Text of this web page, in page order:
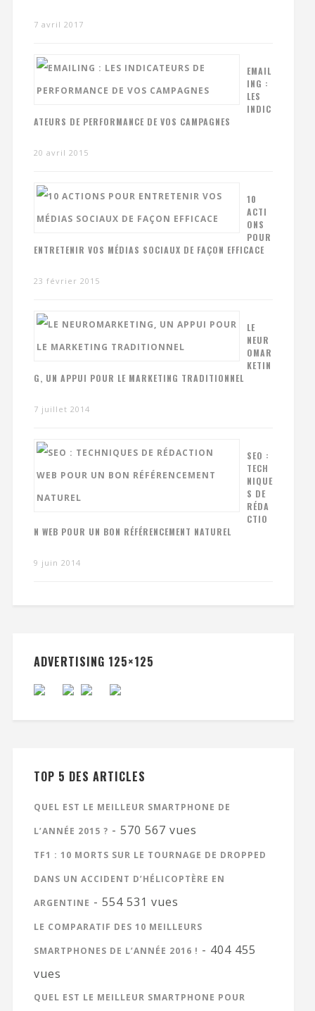
7 avril 2017
EMAIL
ING :
LES
INDIC
ATEURS DE PERFORMANCE DE VOS CAMPAGNES
20 avril 2015
10
ACTI
ONS
POUR
ENTRETENIR VOS MÉDIAS SOCIAUX DE FAÇON EFFICACE
23 février 2015
LE
NEUR
OMAR
KETIN
G, UN APPUI POUR LE MARKETING TRADITIONNEL
7 juillet 2014
SEO :
TECH
NIQUE
S DE
RÉDA
CTIO
N WEB POUR UN BON RÉFÉRENCEMENT NATUREL
9 juin 2014
ADVERTISING 125×125
TOP 5 DES ARTICLES
QUEL EST LE MEILLEUR SMARTPHONE DE
L’ANNÉE 2015 ? - 570 567 vues
TF1 : 10 MORTS SUR LE TOURNAGE DE DROPPED
DANS UN ACCIDENT D’HÉLICOPTÈRE EN
ARGENTINE - 554 531 vues
LE COMPARATIF DES 10 MEILLEURS
SMARTPHONES DE L’ANNÉE 2016 ! - 404 455
vues
QUEL EST LE MEILLEUR SMARTPHONE POUR